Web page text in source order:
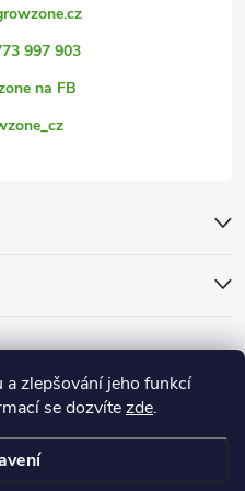
zlepšování jeho funkcí
se dozvítezde.
997 903
na FB